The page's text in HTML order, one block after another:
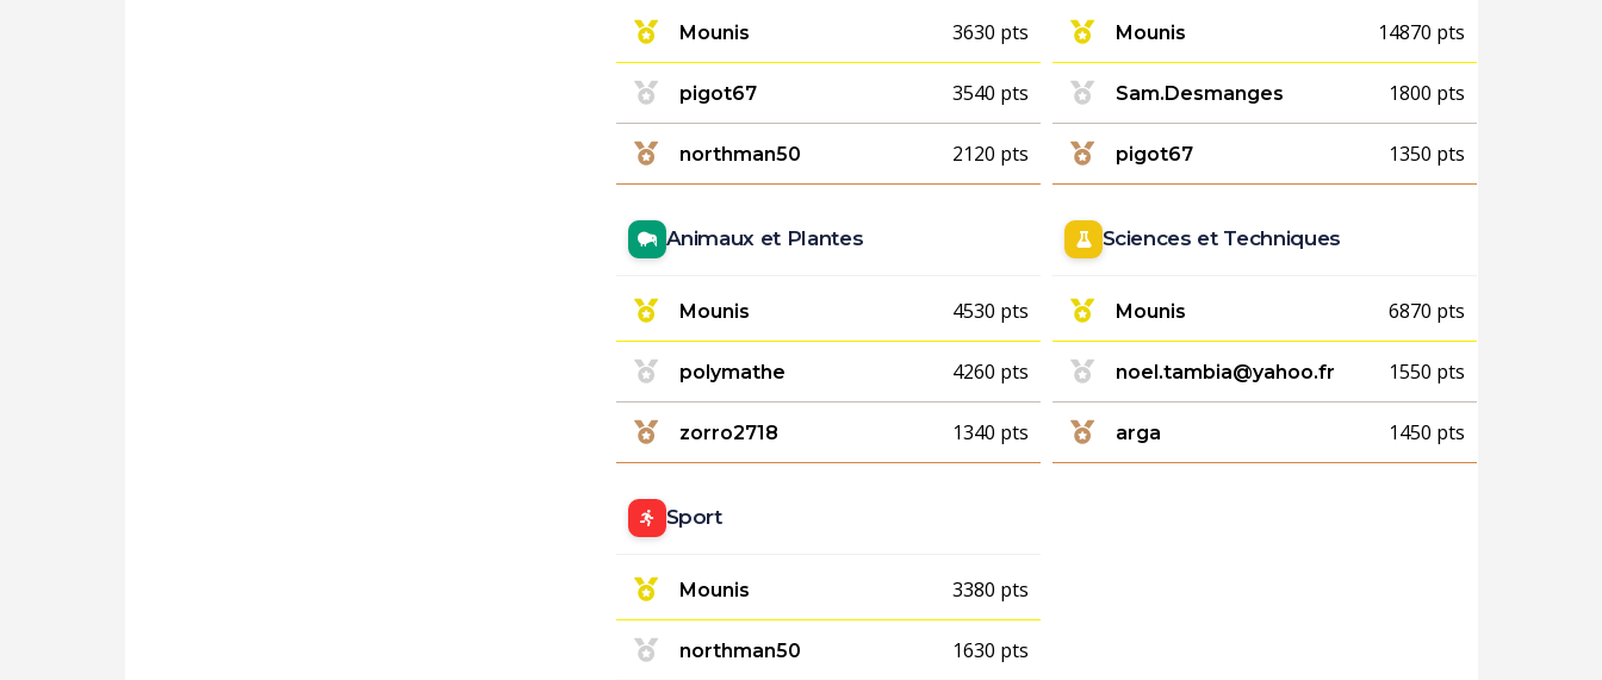
Mounis 3630 pts
pigot67 3540 pts
northman50 2120 pts
Mounis 14870 pts
Sam.Desmanges 1800 pts
pigot67 1350 pts
Animaux et Plantes
Mounis 4530 pts
polymathe 4260 pts
zorro2718 1340 pts
Sciences et Techniques
Mounis 6870 pts
noel.tambia@yahoo.fr 1550 pts
arga 1450 pts
Sport
Mounis 3380 pts
northman50 1630 pts